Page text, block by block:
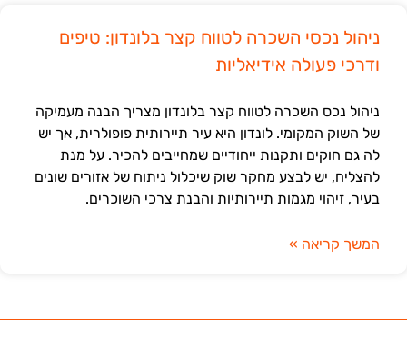
ניהול נכסי השכרה לטווח קצר בלונדון: טיפים
ודרכי פעולה אידיאליות
ניהול נכס השכרה לטווח קצר בלונדון מצריך הבנה מעמיקה
של השוק המקומי. לונדון היא עיר תיירותית פופולרית, אך יש
לה גם חוקים ותקנות ייחודיים שמחייבים להכיר. על מנת
להצליח, יש לבצע מחקר שוק שיכלול ניתוח של אזורים שונים
בעיר, זיהוי מגמות תיירותיות והבנת צרכי השוכרים.
המשך קריאה »